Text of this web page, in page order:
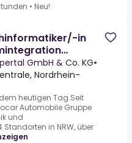
• Neu!
in
GmbH & Co. KG•
Nordrhein-
heutigen Tag.Seit
Automobile Gruppe
und
in NRW, über